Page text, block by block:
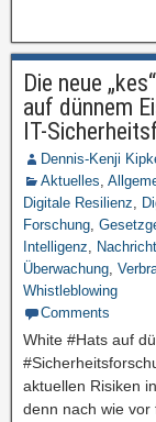
Die neue
auf dünnem
IT-
Dennis-Kenji
Aktuelles,
Digitale Resilienz,
Forschung,
Intelligenz,
Überwachung,
Whistleblowing
Comments
White #Hats auf
aktuellen Risiken
denn nach wie vor